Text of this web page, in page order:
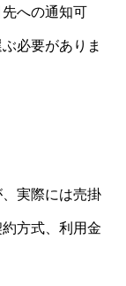
への通知可
必要がありま
実際には売掛
方式、利用金